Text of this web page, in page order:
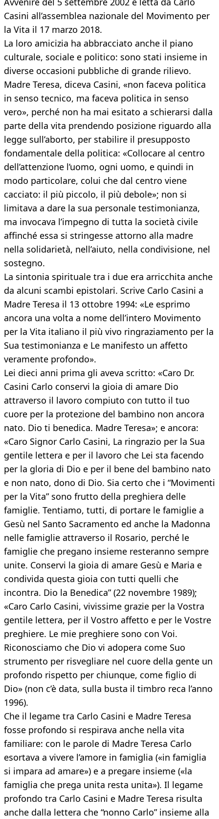
Casini all’assemblea nazionale del Movimento per
la Vita il 17 marzo 2018.
La loro amicizia ha abbracciato anche il piano
culturale, sociale e politico: sono stati insieme in
diverse occasioni pubbliche di grande rilievo.
Madre Teresa, diceva Casini, «non faceva politica
in senso tecnico, ma faceva politica in senso
vero», perché non ha mai esitato a schierarsi dalla
parte della vita prendendo posizione riguardo alla
legge sull’aborto, per stabilire il presupposto
fondamentale della politica: «Collocare al centro
dell’attenzione l’uomo, ogni uomo, e quindi in
modo particolare, colui che dal centro viene
cacciato: il più piccolo, il più debole»; non si
limitava a dare la sua personale testimonianza,
ma invocava l’impegno di tutta la società civile
affinché essa si stringesse attorno alla madre
nella solidarietà, nell’aiuto, nella condivisione, nel
sostegno.
La sintonia spirituale tra i due era arricchita anche
da alcuni scambi epistolari. Scrive Carlo Casini a
Madre Teresa il 13 ottobre 1994: «Le esprimo
ancora una volta a nome dell’intero Movimento
per la Vita italiano il più vivo ringraziamento per la
Sua testimonianza e Le manifesto un affetto
veramente profondo».
Lei dieci anni prima gli aveva scritto: «Caro Dr.
Casini Carlo conservi la gioia di amare Dio
attraverso il lavoro compiuto con tutto il tuo
cuore per la protezione del bambino non ancora
nato. Dio ti benedica. Madre Teresa»; e ancora:
«Caro Signor Carlo Casini, La ringrazio per la Sua
gentile lettera e per il lavoro che Lei sta facendo
per la gloria di Dio e per il bene del bambino nato
e non nato, dono di Dio. Sia certo che i “Movimenti
per la Vita” sono frutto della preghiera delle
famiglie. Tentiamo, tutti, di portare le famiglie a
Gesù nel Santo Sacramento ed anche la Madonna
nelle famiglie attraverso il Rosario, perché le
famiglie che pregano insieme resteranno sempre
unite. Conservi la gioia di amare Gesù e Maria e
condivida questa gioia con tutti quelli che
incontra. Dio la Benedica” (22 novembre 1989);
«Caro Carlo Casini, vivissime grazie per la Vostra
gentile lettera, per il Vostro affetto e per le Vostre
preghiere. Le mie preghiere sono con Voi.
Riconosciamo che Dio vi adopera come Suo
strumento per risvegliare nel cuore della gente un
profondo rispetto per chiunque, come figlio di
Dio» (non c’è data, sulla busta il timbro reca l’anno
1996).
Che il legame tra Carlo Casini e Madre Teresa
fosse profondo si respirava anche nella vita
familiare: con le parole di Madre Teresa Carlo
esortava a vivere l’amore in famiglia («in famiglia
si impara ad amare») e a pregare insieme («la
famiglia che prega unita resta unita»). Il legame
profondo tra Carlo Casini e Madre Teresa risulta
anche dalla lettera che “nonno Carlo” insieme alla